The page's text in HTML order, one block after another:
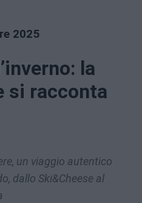
2025
la
si racconta
un viaggio autentico
dallo Ski&Cheese al